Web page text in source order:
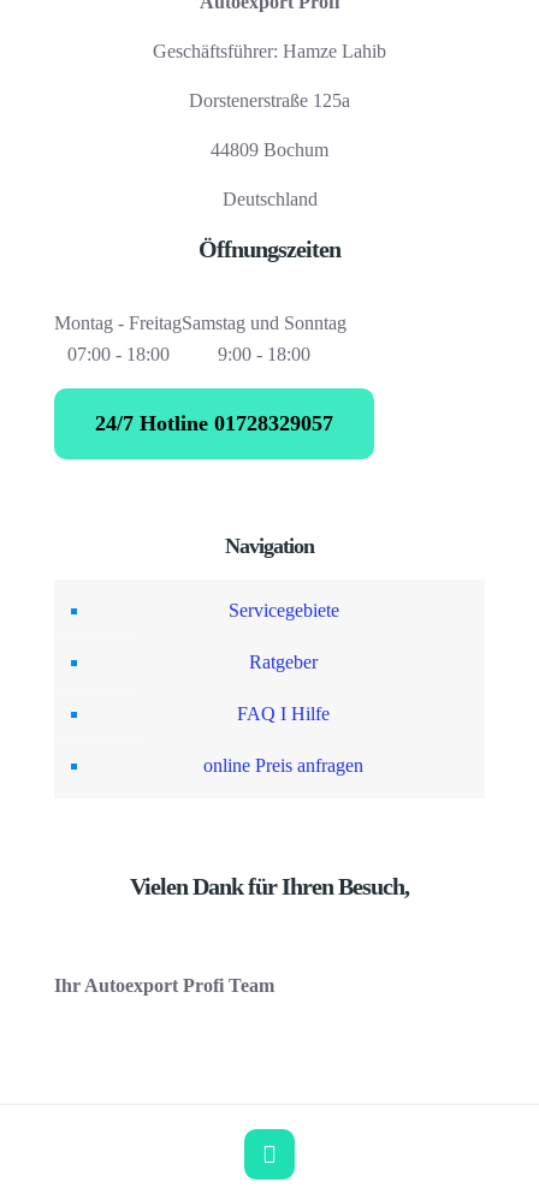
Geschäftsführer: Hamze Lahib
Dorstenerstraße 125a
44809 Bochum
Deutschland
Öffnungszeiten
Montag - Freitag
07:00 - 18:00
Samstag und Sonntag
9:00 - 18:00
24/7 Hotline 01728329057
Navigation
Servicegebiete
Ratgeber
FAQ I Hilfe
online Preis anfragen
Vielen Dank für Ihren Besuch,
Ihr Autoexport Profi Team